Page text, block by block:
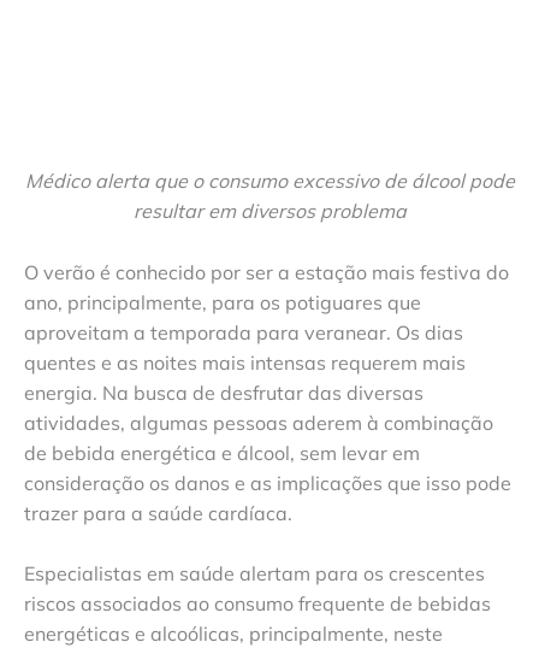
Médico alerta que o consumo excessivo de álcool pode
resultar em diversos problema
O verão é conhecido por ser a estação mais festiva do
ano, principalmente, para os potiguares que
aproveitam a temporada para veranear. Os dias
quentes e as noites mais intensas requerem mais
energia. Na busca de desfrutar das diversas
atividades, algumas pessoas aderem à combinação
de bebida energética e álcool, sem levar em
consideração os danos e as implicações que isso pode
trazer para a saúde cardíaca.
Especialistas em saúde alertam para os crescentes
riscos associados ao consumo frequente de bebidas
energéticas e alcoólicas, principalmente, neste